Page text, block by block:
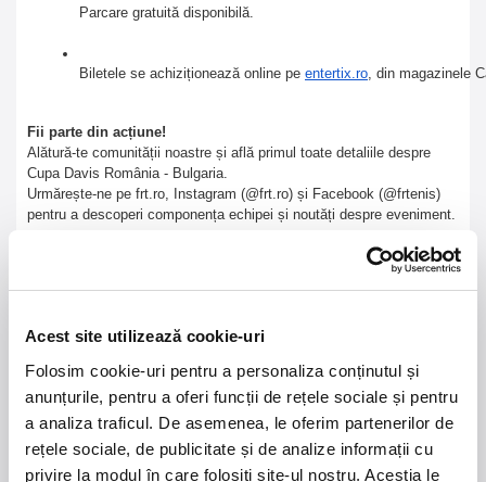
Acest site utilizează cookie-uri
Folosim cookie-uri pentru a personaliza conținutul și
anunțurile, pentru a oferi funcții de rețele sociale și pentru
a analiza traficul. De asemenea, le oferim partenerilor de
rețele sociale, de publicitate și de analize informații cu
privire la modul în care folosiți site-ul nostru. Aceștia le
Parcare gratuită disponibilă.
Biletele se achiziționează online pe entertix.ro , din magazinele
Fii parte din acțiune!
Alătură-te comunității noastre și află primul toate detaliile despre
Cupa Davis România - Bulgaria.
Urmărește-ne pe frt.ro, Instagram (@frt.ro) și Facebook (@frtenis)
pentru a descoperi componența echipei și noutăți despre eveniment.
Pe 31 ianuarie și 1 februarie, la Craiova, te așteptăm să vii alături de
21 - 22 august 2026
NOSTALGIA Litoral
7 mai 2027
Morgan Jay - La Dolce